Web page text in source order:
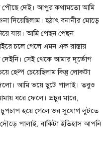
পৌছে দেই। আপুর কথামতো আমি
দিয়েছিলাম। হঠাৎ বনানীর মোড়ে
যায়। আমি পেছন পেছন
চলে গেলে এমন এক রাস্তায়
সেই থেকে আমার দূর্ভোগ
হেল্প চেয়েছিলাম কিন্তু লোকটা
আমি ভয়ে ছুটে পালাই। তবুও
ধরে ফেলে। প্রচুর মারে,
চুপচাপ হয়ে গেলে ওর সুযোগ লুটতে
পালাই, বাকিটা ইতিহাস আপনি